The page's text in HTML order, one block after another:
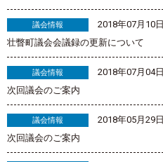
議会情報
2018年07月10日
壮瞥町議会会議録の更新について
議会情報
2018年07月04日
次回議会のご案内
議会情報
2018年05月29日
次回議会のご案内